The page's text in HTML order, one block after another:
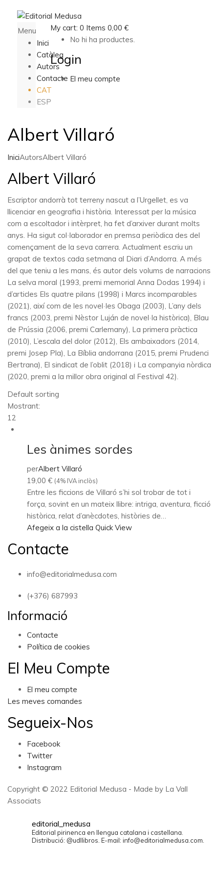
Menu
Inici
Catàleg
Autors
Contacte
CAT
ESP
My cart: 0 Items 0,00 €
No hi ha productes.
Login
El meu compte
Albert Villaró
IniciAutorsAlbert Villaró
Albert Villaró
Escriptor andorrà tot terreny nascut a l’Urgellet, es va
llicenciar en geografia i història. Interessat per la música
com a escoltador i intèrpret, ha fet d’arxiver durant molts
anys. Ha sigut col·laborador en premsa periòdica des del
començament de la seva carrera. Actualment escriu un
grapat de textos cada setmana al Diari d’Andorra. A més
del que teniu a les mans, és autor dels volums de narracions
La selva moral (1993, premi memorial Anna Dodas 1994) i
d’articles Els quatre pilans (1998) i Marcs incomparables
(2021), així com de les novel·les Obaga (2003), L’any dels
francs (2003, premi Nèstor Luján de novel·la històrica), Blau
de Prússia (2006, premi Carlemany), La primera pràctica
(2010), L’escala del dolor (2012), Els ambaixadors (2014,
premi Josep Pla), La Bíblia andorrana (2015, premi Prudenci
Bertrana), El sindicat de l’oblit (2018) i La companyia nòrdica
(2020, premi a la millor obra original al Festival 42).
Default sorting
Mostrant:
12
Les ànimes sordes
perAlbert Villaró
19,00 € (4% IVA inclòs)
Entre les ficcions de Villaró s’hi sol trobar de tot i
força, sovint en un mateix llibre: intriga, aventura, ficció
històrica, relat d’anècdotes, històries de…
Afegeix a la cistella Quick View
Contacte
info@editorialmedusa.com
(+376) 687993
Informació
Contacte
Política de cookies
El Meu Compte
El meu compte
Les meves comandes
Segueix-Nos
Facebook
Twitter
Instagram
Copyright © 2022 Editorial Medusa - Made by La Vall
Associats
editorial_medusa
Editorial pirinenca en llengua catalana i castellana.
Distribució: @udllibros. E-mail: info@editorialmedusa.com.